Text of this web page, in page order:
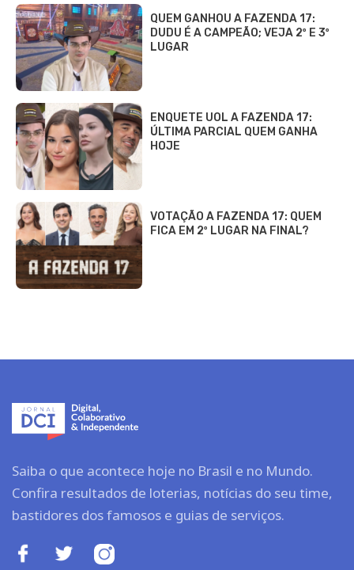
QUEM GANHOU A FAZENDA 17:
DUDU É A CAMPEÃO; VEJA 2º E 3º
LUGAR
ENQUETE UOL A FAZENDA 17:
ÚLTIMA PARCIAL QUEM GANHA
HOJE
VOTAÇÃO A FAZENDA 17: QUEM
FICA EM 2º LUGAR NA FINAL?
Saiba o que acontece hoje no Brasil e no Mundo.
Confira resultados de loterias, notícias do seu time,
bastidores dos famosos e guias de serviços.